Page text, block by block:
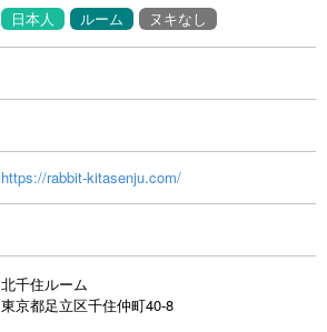
日本人 ルーム ヌキなし
https://rabbit-kitasenju.com/
北千住ルーム
東京都足立区千住仲町40-8